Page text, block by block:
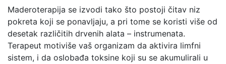
Maderoterapija se izvodi tako što postoji čitav niz
pokreta koji se ponavljaju, a pri tome se koristi više od
desetak različitih drvenih alata – instrumenata.
Terapeut motiviše vaš organizam da aktivira limfni
sistem, i da oslobađa toksine koji su se akumulirali u